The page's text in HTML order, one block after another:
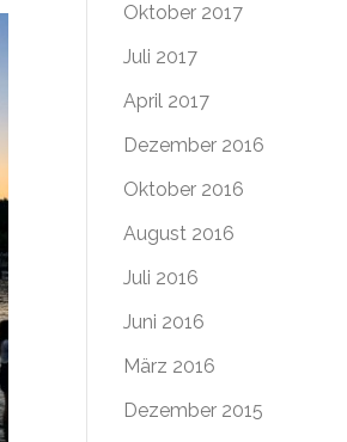
Oktober 2017
Juli 2017
April 2017
Dezember 2016
Oktober 2016
August 2016
Juli 2016
Juni 2016
März 2016
Dezember 2015